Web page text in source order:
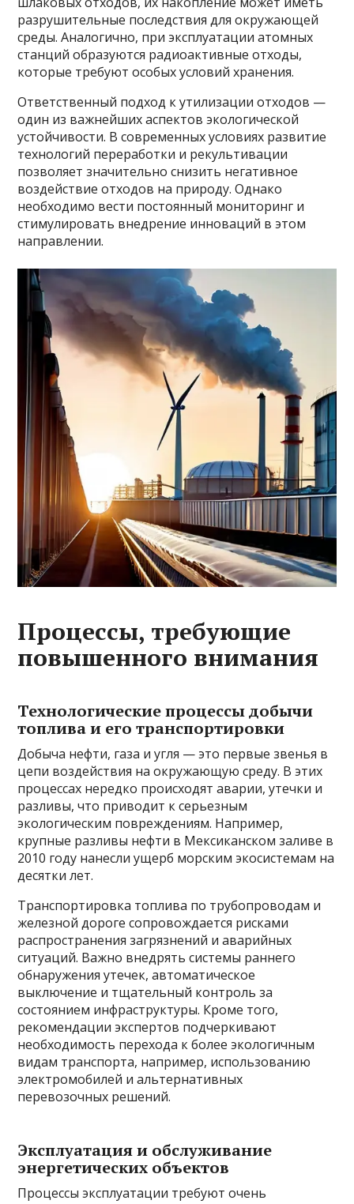
разрушительные последствия для окружающей
среды. Аналогично, при эксплуатации атомных
станций образуются радиоактивные отходы,
которые требуют особых условий хранения.
Ответственный подход к утилизации отходов —
один из важнейших аспектов экологической
устойчивости. В современных условиях развитие
технологий переработки и рекультивации
позволяет значительно снизить негативное
воздействие отходов на природу. Однако
необходимо вести постоянный мониторинг и
стимулировать внедрение инноваций в этом
направлении.
Процессы, требующие
повышенного внимания
Технологические процессы добычи
топлива и его транспортировки
Добыча нефти, газа и угля — это первые звенья в
цепи воздействия на окружающую среду. В этих
процессах нередко происходят аварии, утечки и
разливы, что приводит к серьезным
экологическим повреждениям. Например,
крупные разливы нефти в Мексиканском заливе в
2010 году нанесли ущерб морским экосистемам на
десятки лет.
Транспортировка топлива по трубопроводам и
железной дороге сопровождается рисками
распространения загрязнений и аварийных
ситуаций. Важно внедрять системы раннего
обнаружения утечек, автоматическое
выключение и тщательный контроль за
состоянием инфраструктуры. Кроме того,
рекомендации экспертов подчеркивают
необходимость перехода к более экологичным
видам транспорта, например, использованию
электромобилей и альтернативных
перевозочных решений.
Эксплуатация и обслуживание
энергетических объектов
Процессы эксплуатации требуют очень